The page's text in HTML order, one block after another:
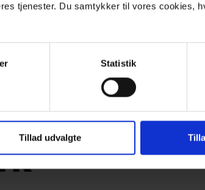
tjenester. Du samtykker til vores cookies,
Statistik
Tillad udvalgte
et